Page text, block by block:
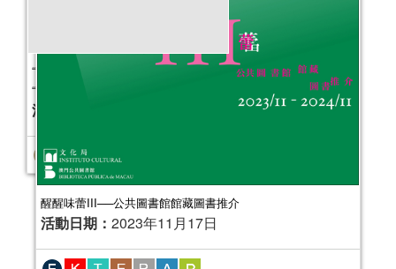
醒醒味蕾III──公共圖書館館藏圖書推介
活動日期： 2023年11月17日
“圖書館小學堂”校園外展活動
活動日期： 2023年09月01日